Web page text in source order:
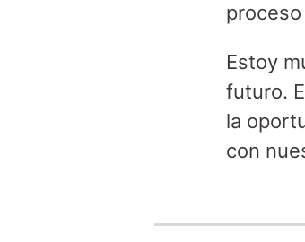
Estoy
futuro.
la
con